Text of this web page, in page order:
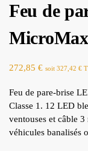
Feu de
MicroMax
272,85 € soit 327,42 €
Feu de pare-brise
Classe 1. 12 LED
ventouses et câble
véhicules banalisés